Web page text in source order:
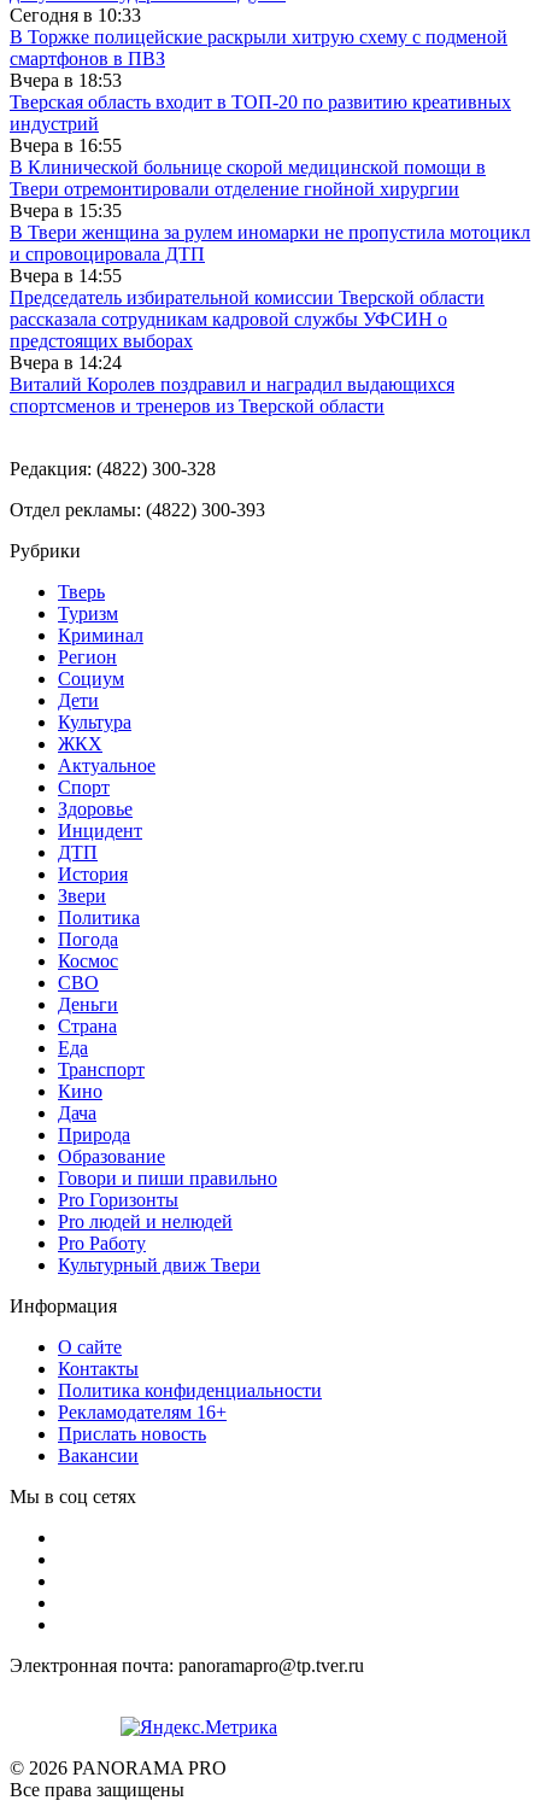
Сегодня в 10:33
В Торжке полицейские раскрыли хитрую схему с подменой
смартфонов в ПВЗ
Вчера в 18:53
Тверская область входит в ТОП-20 по развитию креативных
индустрий
Вчера в 16:55
В Клинической больнице скорой медицинской помощи в
Твери отремонтировали отделение гнойной хирургии
Вчера в 15:35
В Твери женщина за рулем иномарки не пропустила мотоцикл
и спровоцировала ДТП
Вчера в 14:55
Председатель избирательной комиссии Тверской области
рассказала сотрудникам кадровой службы УФСИН о
предстоящих выборах
Вчера в 14:24
Виталий Королев поздравил и наградил выдающихся
спортсменов и тренеров из Тверской области
Редакция: (4822) 300-328
Отдел рекламы: (4822) 300-393
Рубрики
Тверь
Туризм
Криминал
Регион
Социум
Дети
Культура
ЖКХ
Актуальное
Спорт
Здоровье
Инцидент
ДТП
История
Звери
Политика
Погода
Космос
СВО
Деньги
Страна
Еда
Транспорт
Кино
Дача
Природа
Образование
Говори и пиши правильно
Pro Горизонты
Pro людей и нелюдей
Pro Работу
Культурный движ Твери
Информация
О сайте
Контакты
Политика конфиденциальности
Рекламодателям 16+
Прислать новость
Вакансии
Мы в соц сетях
Электронная почта: panoramapro@tp.tver.ru
© 2026 PANORAMA PRO
Все права защищены